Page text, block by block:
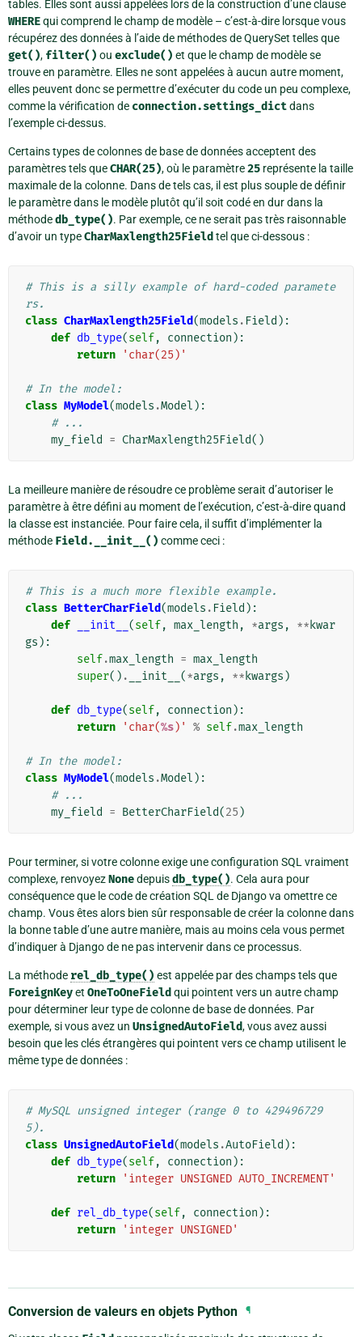
tables. Elles sont aussi appelées lors de la construction d’une clause
WHEREqui comprend le champ de modèle – c’est-à-dire lorsque vous
récupérez des données à l’aide de méthodes de QuerySet telles que
get(), filter() ou exclude() et que le champ de modèle se
trouve en paramètre. Elles ne sont appelées à aucun autre moment,
elles peuvent donc se permettre d’exécuter du code un peu complexe,
comme la vérification de connection.settings_dictdans
l’exemple ci-dessus.
Certains types de colonnes de base de données acceptent des
paramètres tels queCHAR(25), où le paramètre25 représente la taille
maximale de la colonne. Dans de tels cas, il est plus souple de définir
le paramètre dans le modèle plutôt qu’il soit codé en dur dans la
méthodedb_type(). Par exemple, ce ne serait pas très raisonnable
d’avoir un typeCharMaxlength25Field tel que ci-dessous :
# This is a silly example of hard-coded paramete
rs.
class CharMaxlength25Field(models . Field ):
def db_type(self, connection ):
return
'char(25)'
# In the model:
class MyModel(models .Model ):
# ...
my_field
= CharMaxlength25Field()
La meilleure manière de résoudre ce problème serait d’autoriser le
paramètre à être défini au moment de l’exécution, c’est-à-dire quand
la classe est instanciée. Pour faire cela, il suffit d’implémenter la
méthode Field.__init__() comme ceci :
# This is a much more flexible example.
class BetterCharField(models . Field ):
def
__init__ (self, max_length , *args , ** kwar
gs ):
self.max_length = max_length
super() . __init__ (*args , ** kwargs )
def db_type(self, connection ):
return
'char(%s)' % self.max_length
# In the model:
class MyModel(models .Model ):
# ...
my_field
= BetterCharField(25 )
Pour terminer, si votre colonne exige une configuration SQL vraiment
complexe, renvoyezNonedepuisdb_type(). Cela aura pour
conséquence que le code de création SQL de Django va omettre ce
champ. Vous êtes alors bien sûr responsable de créer la colonne dans
la bonne table d’une autre manière, mais au moins cela vous permet
d’indiquer à Django de ne pas intervenir dans ce processus.
La méthode rel_db_type() est appelée par des champs tels que
ForeignKeyet OneToOneField qui pointent vers un autre champ
pour déterminer leur type de colonne de base de données. Par
exemple, si vous avez un UnsignedAutoField, vous avez aussi
besoin que les clés étrangères qui pointent vers ce champ utilisent le
même type de données :
# MySQL unsigned integer (range 0 to 429496729
5).
class UnsignedAutoField(models .AutoField ):
def db_type(self, connection ):
return
'integer UNSIGNED AUTO_INCREMENT'
def rel_db_type(self, connection ):
return
'integer UNSIGNED'
Conversion de valeurs en objets Python ¶